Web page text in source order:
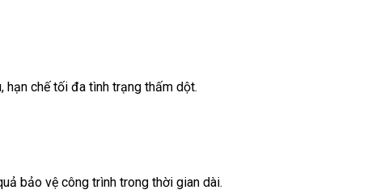
chế tối đa tình trạng thấm dột.
bảo vệ công trình trong thời gian dài.